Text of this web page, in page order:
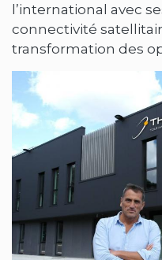
l’international avec
connectivité
transformation des